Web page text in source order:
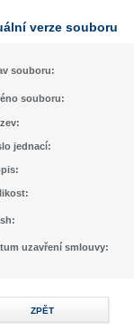
verze souboru
souboru:
souboru:
jednací:
uzavření smlouvy:
ZPĚT